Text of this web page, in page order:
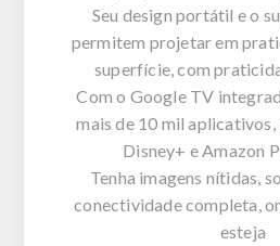
Seu design portátil e o
permitem projetar em
superfície, com
Com o Google TV
mais de 10 mil
Disney+ e Amazon
Tenha imagens nítidas,
conectividade completa,
esteja